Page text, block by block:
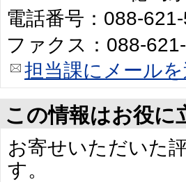
電話番号：088-
ファクス：088-
担当課にメールを
この情報はお役に
お寄せいただいた
す。